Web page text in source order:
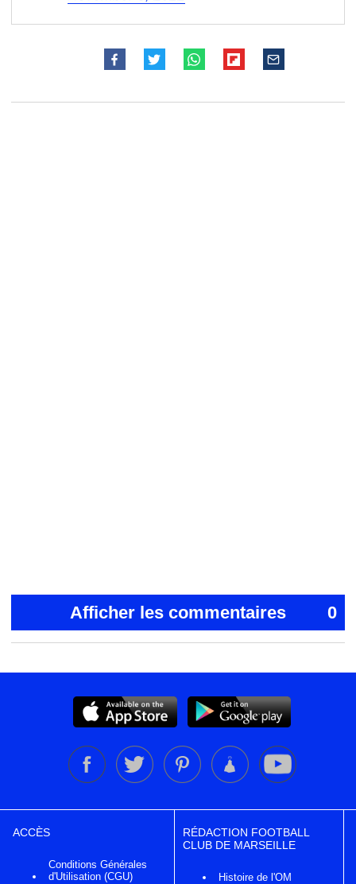
Afficher les commentaires 0
ACCÈS
Conditions Générales
d'Utilisation (CGU)
RÉDACTION FOOTBALL
CLUB DE MARSEILLE
Histoire de l'OM